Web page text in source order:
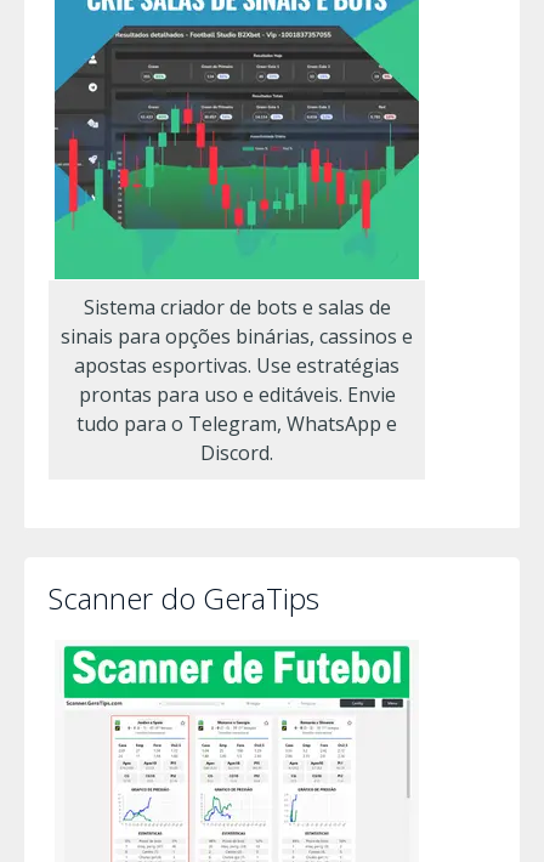
Sistema criador de bots e salas de
sinais para opções binárias, cassinos e
apostas esportivas. Use estratégias
prontas para uso e editáveis. Envie
tudo para o Telegram, WhatsApp e
Discord.
Scanner do GeraTips